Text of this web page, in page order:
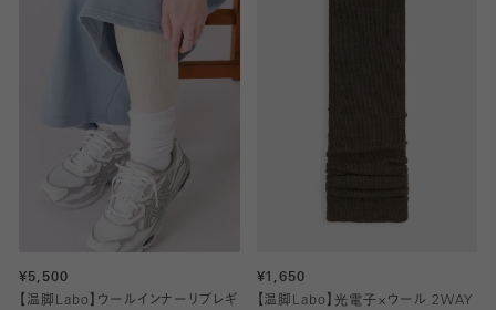
¥5,500
【温脚Labo】ウールインナーリブレギ
¥1,650
【温脚Labo】光電子×ウール 2WAY